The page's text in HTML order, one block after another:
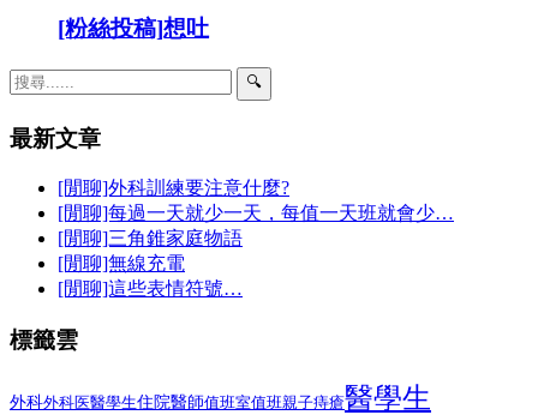
[粉絲投稿]想吐
🔍
最新文章
[閒聊]外科訓練要注意什麼?
[閒聊]每過一天就少一天，每值一天班就會少…
[閒聊]三角錐家庭物語
[閒聊]無線充電
[閒聊]這些表情符號…
標籤雲
外科外科医醫學生住院醫師值班室值班親子痔瘡醫學生